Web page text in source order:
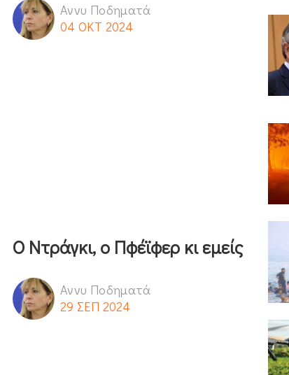
Αννυ Ποδηματά
04 ΟΚΤ 2024
O Ντράγκι, ο Πφέϊφερ κι εμείς
Αννυ Ποδηματά
29 ΣΕΠ 2024